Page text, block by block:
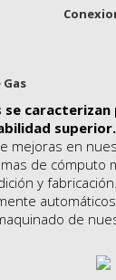
superior.
mejoras en
de cómputo
y fabricación.
de